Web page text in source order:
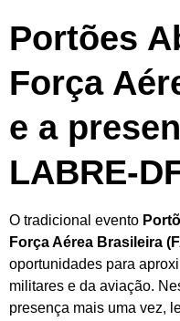
Portões
Força
e a
LABRE-
O tradicional evento
Força Aérea Brasileira
oportunidades para
militares e da aviação.
presença mais uma vez,